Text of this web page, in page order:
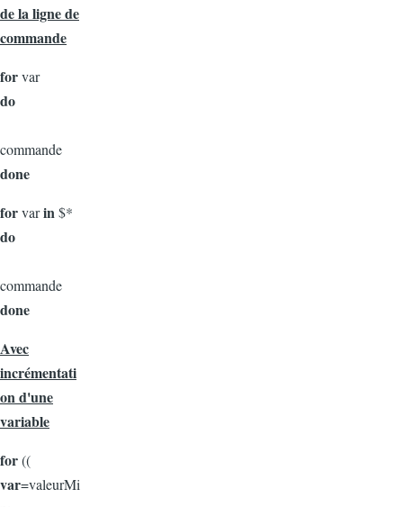
de la ligne de
commande
forvar
do
commande
done
forvarin$*
do
commande
done
Avec
incrémentati
on d'une
variable
for((
var=valeurMi